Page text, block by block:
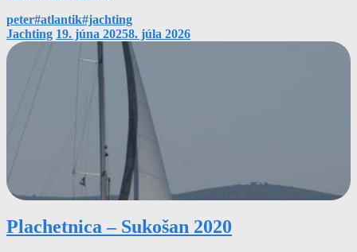
Atlantik
By
peterTags
#atlantik#jachting
Categories
Jachting 19. júna 20258. júla 2026
Plachetnica – Sukošan 2020